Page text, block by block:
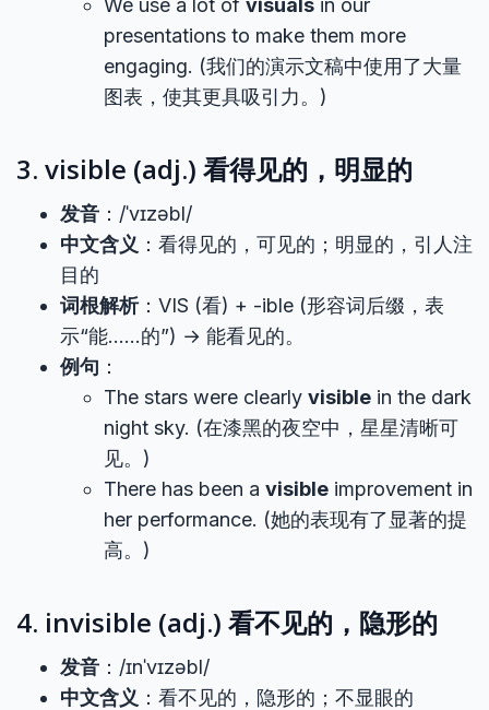
We use a lot of visuals in our
presentations to make them more
engaging. (我们的演示文稿中使用了大量
图表，使其更具吸引力。)
3. visible (adj.) 看得见的，明显的
发音 ：/ˈvɪzəbl/
中文含义 ：看得见的，可见的；明显的，引人注
目的
词根解析：VIS (看) + -ible (形容词后缀，表
示“能……的”) → 能看见的。
例句 ：
The stars were clearly visible in the dark
night sky. (在漆黑的夜空中，星星清晰可
见。)
There has been a visible improvement in
her performance. (她的表现有了显著的提
高。)
4. invisible (adj.) 看不见的，隐形的
发音 ：/ɪnˈvɪzəbl/
中文含义 ：看不见的，隐形的；不显眼的